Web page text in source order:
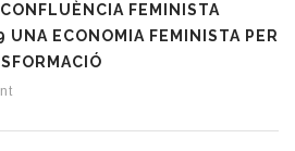
FEMINISTA
UNA ECONOMIA FEMINISTA PER